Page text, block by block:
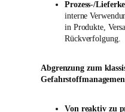
Prozess-/
interne
in Produkte,
Rückverfolgung.
Abgrenzung zum
Von reaktiv zu